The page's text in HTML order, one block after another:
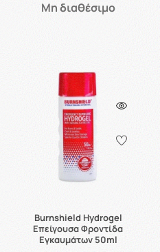
Μη διαθέσιμο
Burnshield Hydrogel
Επείγουσα Φροντίδα
Εγκαυμάτων 50ml